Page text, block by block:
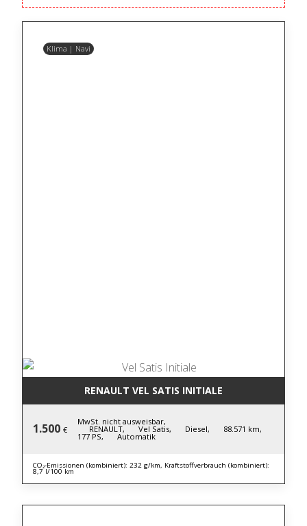
Klima | Navi
RENAULT VEL SATIS INITIALE
1.500 €
MwSt. nicht ausweisbar,
RENAULT, Vel Satis, Diesel, 88.571 km,
177 PS, Automatik
CO₂-Emissionen (kombiniert): 232 g/km, Kraftstoffverbrauch (kombiniert):
8,7 l/100 km